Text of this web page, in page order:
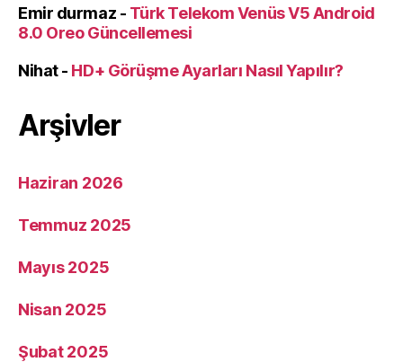
Emir durmaz - Türk Telekom Venüs V5 Android
8.0 Oreo Güncellemesi
Nihat- HD+ Görüşme Ayarları Nasıl Yapılır?
Arşivler
Haziran 2026
Temmuz 2025
Mayıs 2025
Nisan 2025
Şubat 2025